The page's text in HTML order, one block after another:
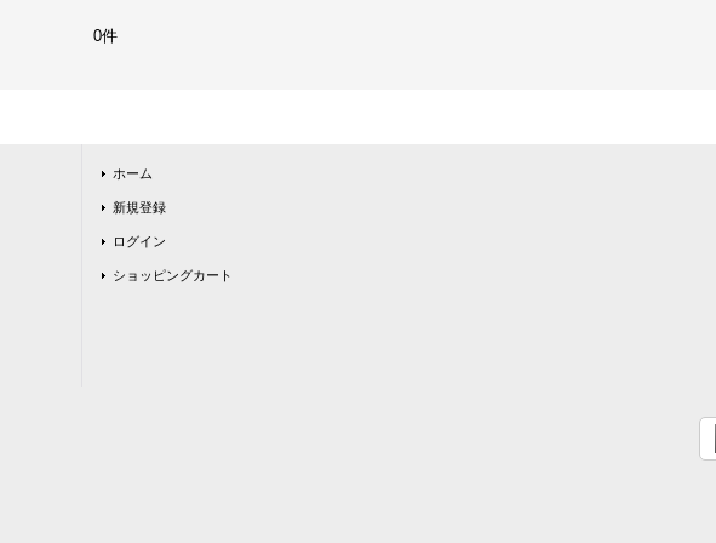
0件
ホーム
新規登録
ログイン
ショッピングカート